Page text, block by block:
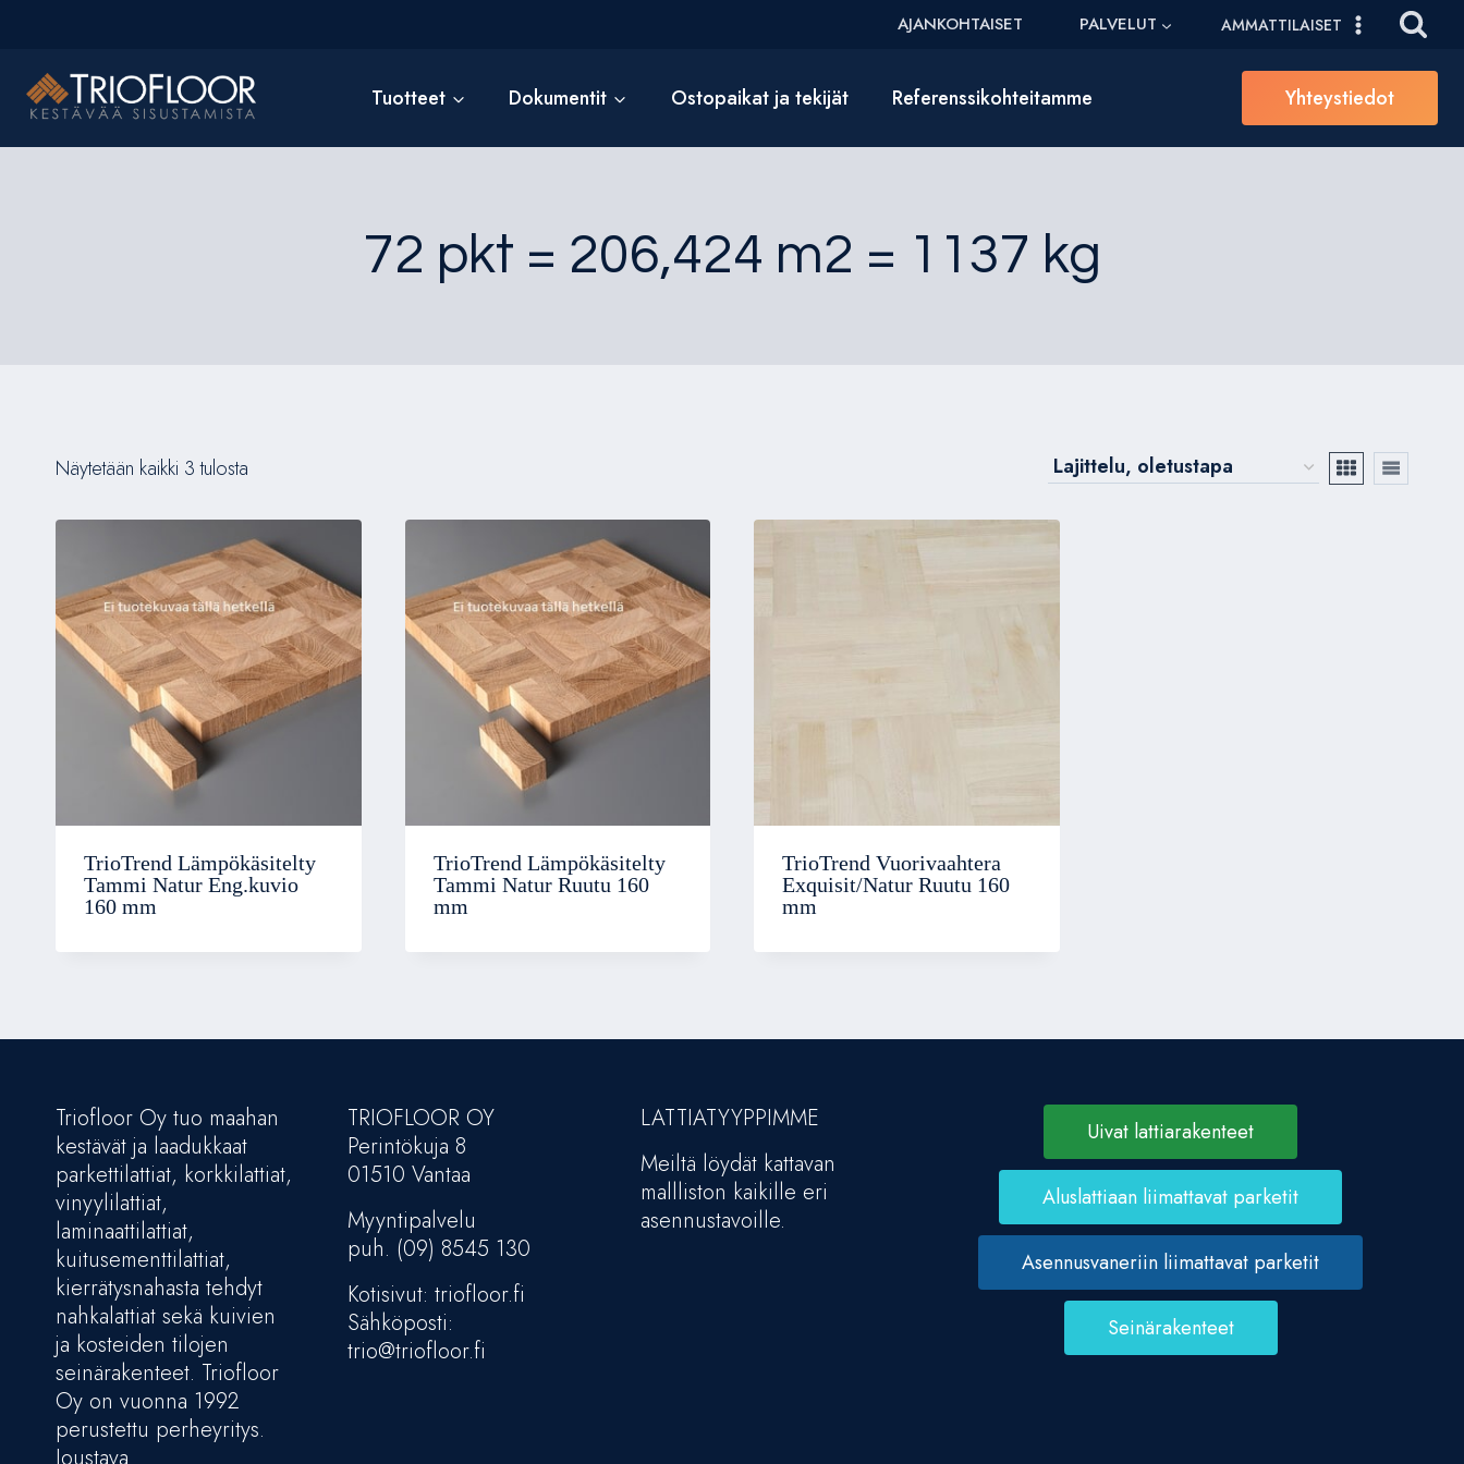
AJANKOHTAISET PALVELUT AMMATTILAISET
Tuotteet Dokumentit Ostopaikat ja tekijät Referenssikohteitamme Yhteystiedot
72 pkt = 206,424 m2 = 1137 kg
Näytetään kaikki 3 tulosta
TrioTrend Lämpökäsitelty
Tammi Natur Eng.kuvio
160 mm
TrioTrend Lämpökäsitelty
Tammi Natur Ruutu 160
mm
TrioTrend Vuorivaahtera
Exquisit/Natur Ruutu 160
mm
Triofloor Oy tuo maahan
kestävät ja laadukkaat
parkettilattiat, korkkilattiat,
vinyylilattiat,
laminaattilattiat,
kuitusementtilattiat,
kierrätysnahasta tehdyt
nahkalattiat sekä kuivien
ja kosteiden tilojen
seinärakenteet. Triofloor
Oy on vuonna 1992
perustettu perheyritys.
TRIOFLOOR OY
Perintökuja 8
01510 Vantaa
Myyntipalvelu
puh. (09) 8545 130
Kotisivut: triofloor.fi
Sähköposti:
trio@triofloor.fi
LATTIATYYPPIMME
Meiltä löydät kattavan
mallliston kaikille eri
asennustavoille.
Uivat lattiarakenteet
Aluslattiaan liimattavat parketit
Asennusvaneriin liimattavat parketit
Seinärakenteet